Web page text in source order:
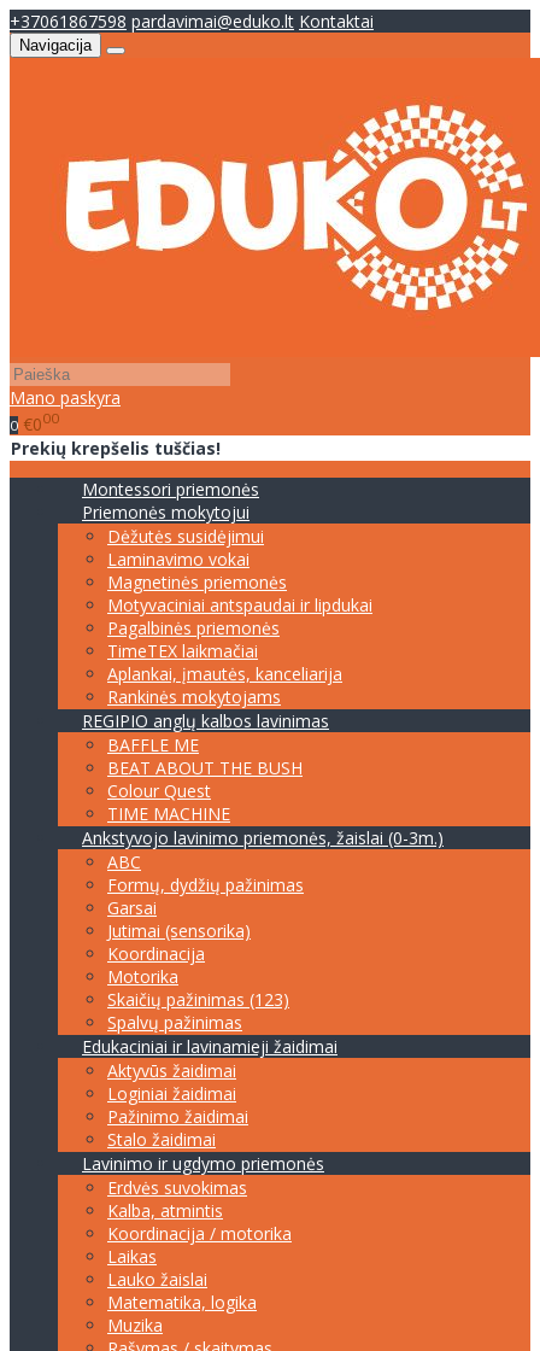
+37061867598 pardavimai@eduko.lt Kontaktai
Navigacija
Mano paskyra
0 €000
Prekių krepšelis tuščias!
Montessori priemonės
Priemonės mokytojui
Dėžutės susidėjimui
Laminavimo vokai
Magnetinės priemonės
Motyvaciniai antspaudai ir lipdukai
Pagalbinės priemonės
TimeTEX laikmačiai
Aplankai, įmautės, kanceliarija
Rankinės mokytojams
REGIPIO anglų kalbos lavinimas
BAFFLE ME
BEAT ABOUT THE BUSH
Colour Quest
TIME MACHINE
Ankstyvojo lavinimo priemonės, žaislai (0-3m.)
ABC
Formų, dydžių pažinimas
Garsai
Jutimai (sensorika)
Koordinacija
Motorika
Skaičių pažinimas (123)
Spalvų pažinimas
Edukaciniai ir lavinamieji žaidimai
Aktyvūs žaidimai
Loginiai žaidimai
Pažinimo žaidimai
Stalo žaidimai
Lavinimo ir ugdymo priemonės
Erdvės suvokimas
Kalba, atmintis
Koordinacija / motorika
Laikas
Lauko žaislai
Matematika, logika
Muzika